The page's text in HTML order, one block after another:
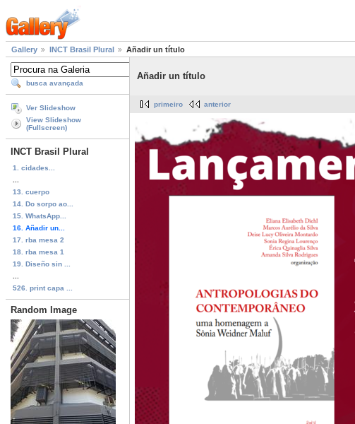
Gallery INCT Brasil Plural Añadir un título
busca avançada
Ver Slideshow
View Slideshow
(Fullscreen)
INCT Brasil Plural
1. cidades...
13. cuerpo
14. Do sorpo ao...
15. WhatsApp...
16. Añadir un...
17. rba mesa 2
18. rba mesa 1
19. Diseño sin ...
526. print capa ...
Random Image
Añadir un título
primeiro anterior